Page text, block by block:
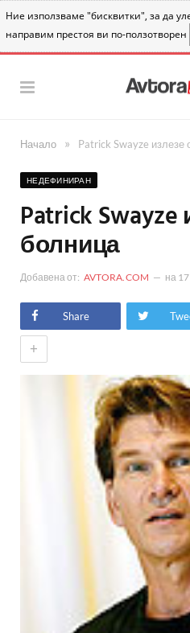
Ние използваме "бисквитки", за да
направим престоя ви по-ползотворен
Начало » Patrick Swayze излезе
НЕДЕФИНИРАН
Patrick Swayze
болница
Добавена от: AVTORA.COM на
Share
+